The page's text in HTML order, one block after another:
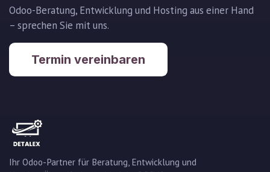
Odoo-Beratung, Entwicklung und Hosting aus einer Hand
– sprechen Sie mit uns.
Termin vereinbaren
Ihr Odoo-Partner für Beratung, Entwicklung und